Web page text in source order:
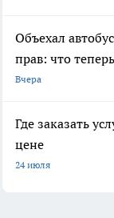
Объехал
прав: что
Вчера
Где заказать
цене
24 июля